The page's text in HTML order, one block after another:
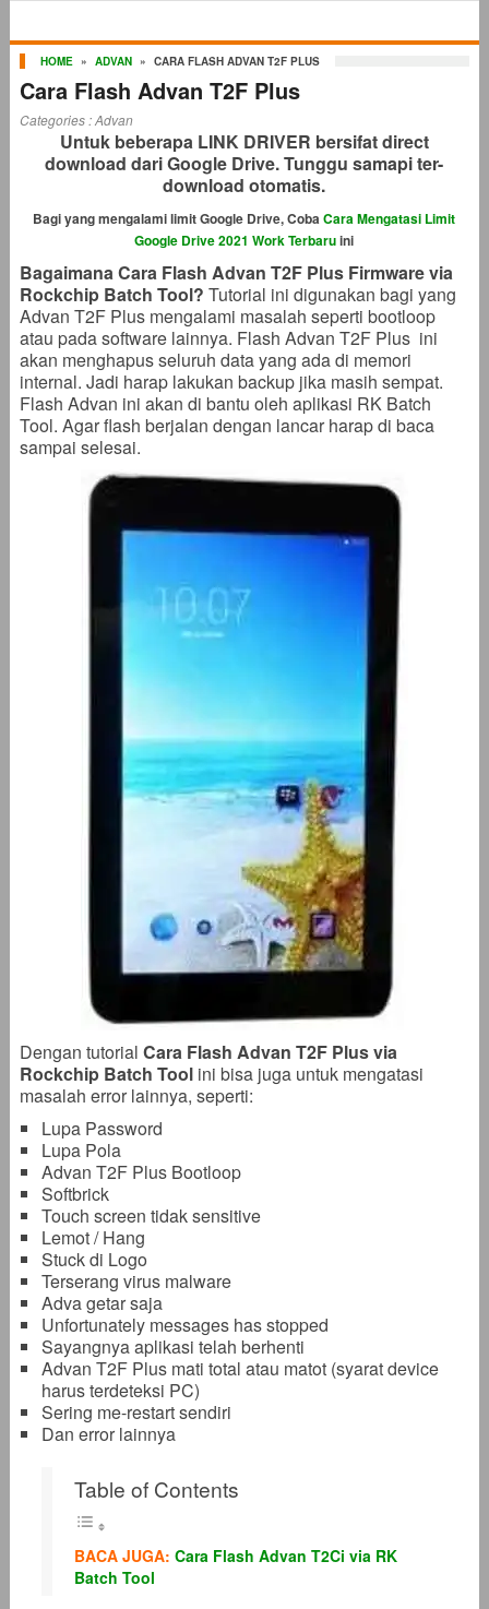
HOME » ADVAN » CARA FLASH ADVAN T2F PLUS
Cara Flash Advan T2F Plus
Categories :Advan
Untuk beberapa LINK DRIVER bersifat direct
download dari Google Drive. Tunggu samapi ter-
download otomatis.
Bagi yang mengalami limit Google Drive, CobaCara Mengatasi Limit
Google Drive 2021 Work Terbaruini
Bagaimana Cara Flash Advan T2F Plus Firmware via
Rockchip Batch Tool? Tutorial ini digunakan bagi yang
Advan T2F Plus mengalami masalah seperti bootloop
atau pada software lainnya. Flash Advan T2F Plus ini
akan menghapus seluruh data yang ada di memori
internal. Jadi harap lakukan backup jika masih sempat.
Flash Advan ini akan di bantu oleh aplikasi RK Batch
Tool. Agar flash berjalan dengan lancar harap di baca
sampai selesai.
Dengan tutorial Cara Flash Advan T2F Plus via
Rockchip Batch Toolini bisa juga untuk mengatasi
masalah error lainnya, seperti:
Lupa Password
Lupa Pola
Advan T2F Plus Bootloop
Softbrick
Touch screen tidak sensitive
Lemot / Hang
Stuck di Logo
Terserang virus malware
Adva getar saja
Unfortunately messages has stopped
Sayangnya aplikasi telah berhenti
Advan T2F Plus mati total atau matot (syarat device
harus terdeteksi PC)
Sering me-restart sendiri
Dan error lainnya
Table of Contents
BACA JUGA: Cara Flash Advan T2Ci via RK
Batch Tool